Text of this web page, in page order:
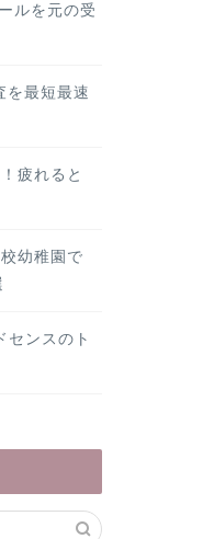
ルを元の受
を最短最速
疲れると
幼稚園で
センスのト